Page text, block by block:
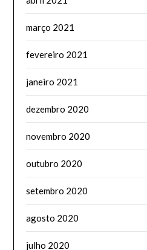
março 2021
fevereiro 2021
janeiro 2021
dezembro 2020
novembro 2020
outubro 2020
setembro 2020
agosto 2020
julho 2020